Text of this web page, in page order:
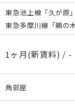
東急池上線 「久が原
東急多摩川線 「鵜の
1ヶ月(新賃料) / -
角部屋